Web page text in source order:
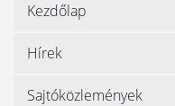
Kezdőlap
Hírek
Sajtóközlemények